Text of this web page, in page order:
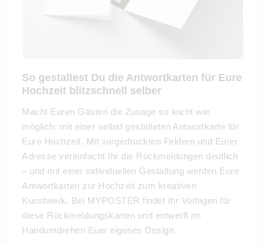
So gestaltest Du die Antwortkarten für Eure
Hochzeit blitzschnell selber
Macht Euren Gästen die Zusage so leicht wie
möglich: mit einer selbst gestalteten Antwortkarte für
Eure Hochzeit. Mit vorgedruckten Feldern und Eurer
Adresse vereinfacht Ihr die Rückmeldungen deutlich
– und mit einer individuellen Gestaltung werden Eure
Antwortkarten zur Hochzeit zum kreativen
Kunstwerk. Bei MYPOSTER findet Ihr Vorlagen für
diese Rückmeldungskarten und entwerft im
Handumdrehen Euer eigenes Design.